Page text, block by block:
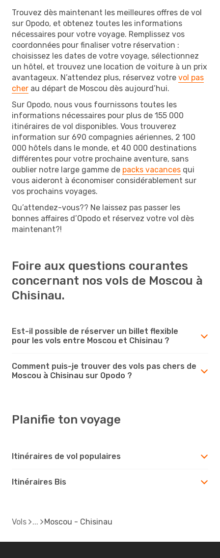
Trouvez dès maintenant les meilleures offres de vol
sur Opodo, et obtenez toutes les informations
nécessaires pour votre voyage. Remplissez vos
coordonnées pour finaliser votre réservation :
choisissez les dates de votre voyage, sélectionnez
un hôtel, et trouvez une location de voiture à un prix
avantageux. N’attendez plus, réservez votre vol pas
cher au départ de Moscou dès aujourd’hui.
Sur Opodo, nous vous fournissons toutes les
informations nécessaires pour plus de 155 000
itinéraires de vol disponibles. Vous trouverez
information sur 690 compagnies aériennes, 2 100
000 hôtels dans le monde, et 40 000 destinations
différentes pour votre prochaine aventure, sans
oublier notre large gamme de packs vacances qui
vous aideront à économiser considérablement sur
vos prochains voyages.
Qu’attendez-vous?? Ne laissez pas passer les
bonnes affaires d’Opodo et réservez votre vol dès
maintenant?!
Foire aux questions courantes
concernant nos vols de Moscou à
Chisinau.
Est-il possible de réserver un billet flexible
pour les vols entre Moscou et Chisinau ?
Comment puis-je trouver des vols pas chers de
Moscou à Chisinau sur Opodo ?
Planifie ton voyage
Itinéraires de vol populaires
Itinéraires Bis
Vols Moscou - Chisinau